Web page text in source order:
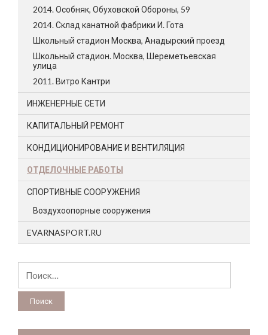
2014. Особняк, Обуховской Обороны, 59
2014. Склад канатной фабрики И. Гота
Школьный стадион Москва, Анадырский проезд
Школьный стадион. Москва, Шереметьевская
улица
2011. Витро Кантри
ИНЖЕНЕРНЫЕ СЕТИ
КАПИТАЛЬНЫЙ РЕМОНТ
КОНДИЦИОНИРОВАНИЕ И ВЕНТИЛЯЦИЯ
ОТДЕЛОЧНЫЕ РАБОТЫ
СПОРТИВНЫЕ СООРУЖЕНИЯ
Воздухоопорные сооружения
EVARNASPORT.RU